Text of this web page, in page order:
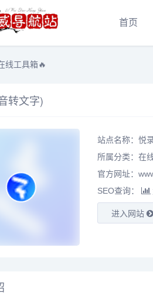
首页
线工具箱🔥
转文字)
站点名称：悦
所属分类： 在
官方网址：
SEO查询：
进入网站